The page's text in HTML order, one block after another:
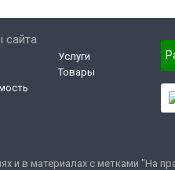
сайта
Услуги
Товары
и в материалах с метками "На